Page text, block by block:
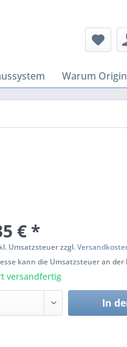
Warum
€ *
Umsatzsteuer zzgl.
kann die Umsatzsteuer an der
versandfertig
In